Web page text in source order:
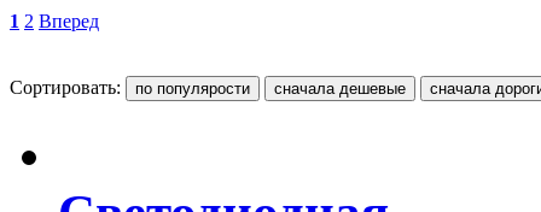
1 2 Вперед
Сортировать: